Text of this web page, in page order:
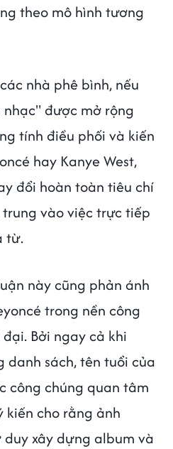
theo mô hình tương
nhà phê bình, nếu
được mở rộng
tính điều phối và kiến
hay Kanye West,
đổi hoàn toàn tiêu chí
vào việc trực tiếp
từ.
này cũng phản ánh
trong nền công
Bởi ngay cả khi
danh sách, tên tuổi của
công chúng quan tâm
kiến cho rằng ảnh
xây dựng album và